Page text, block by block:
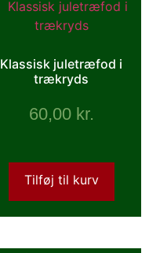
Klassisk juletræfod i
trækryds
60,00 kr.
Tilføj til kurv